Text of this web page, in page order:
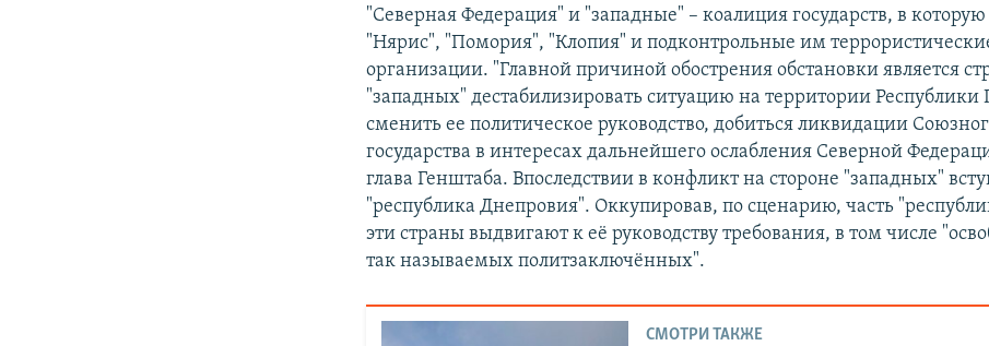
"Северная Федерация" и "западные" – коалиция государств, в которую
"Нярис", "Помория", "Клопия" и подконтрольные им
организации. "Главной причиной обострения обстановки является
"западных" дестабилизировать ситуацию на территории Республики
сменить ее политическое руководство, добиться ликвидации
государства в интересах дальнейшего ослабления Северной
глава Генштаба. Впоследствии в конфликт на стороне "западных"
"республика Днепровия". Оккупировав, по сценарию, часть
эти страны выдвигают к её руководству требования, в том числе
так называемых политзаключённых".
СМОТРИ ТАКЖЕ